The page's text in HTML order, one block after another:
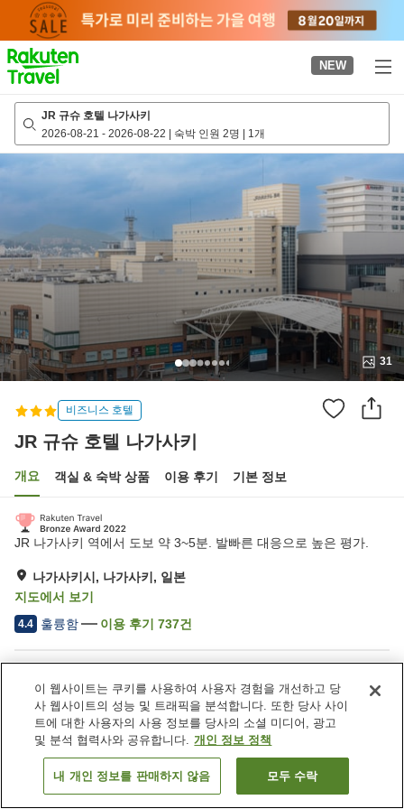
page
NEW
JR 규슈 호텔 나가사키
2026-08-21 - 2026-08-22 | 숙박 인원 2명 | 1개
31
비즈니스 호텔
JR 규슈 호텔 나가사키
개요 객실 & 숙박 상품 이용 후기 기본 정보
JR 나가사키 역에서 도보 약 3~5분. 발빠른 대응으로 높은 평가.
나가사키시, 나가사키, 일본
지도에서 보기
4.4 훌륭함 이용 후기 737건
주차장
스파 / 미용실
자동판매기
세탁 (유료)
일본 나가사키 나가사키시 JR 규슈 호텔 나가사키
객실 보기
이 웹사이트는 쿠키를 사용하여 사용자 경험을 개선하고 당
사 웹사이트의 성능 및 트래픽을 분석합니다. 또한 당사 사이
트에 대한 사용자의 사용 정보를 당사의 소셜 미디어, 광고
및 분석 협력사와 공유합니다. 개인 정보 정책
내 개인 정보를 판매하지 않음 모두 수락